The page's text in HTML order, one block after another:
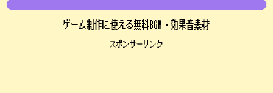
ゲーム制作に使える無料BGM・効果音素材
スポンサーリンク